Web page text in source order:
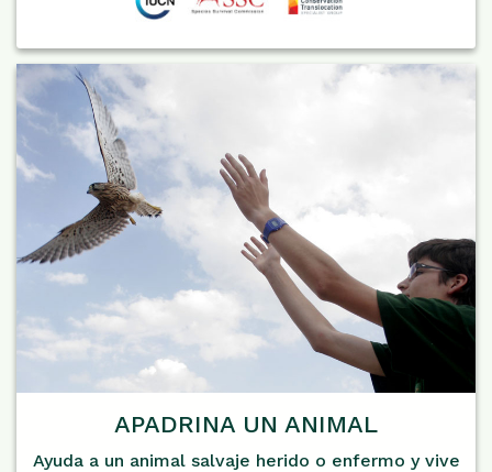
APADRINA UN ANIMAL
Ayuda a un animal salvaje herido o enfermo y vive